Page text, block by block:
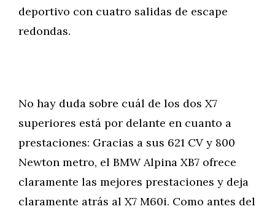
deportivo con cuatro salidas de escape
redondas.
No hay duda sobre cuál de los dos X7
superiores está por delante en cuanto a
prestaciones: Gracias a sus 621 CV y 800
Newton metro, el BMW Alpina XB7 ofrece
claramente las mejores prestaciones y deja
claramente atrás al X7 M60i. Como antes del